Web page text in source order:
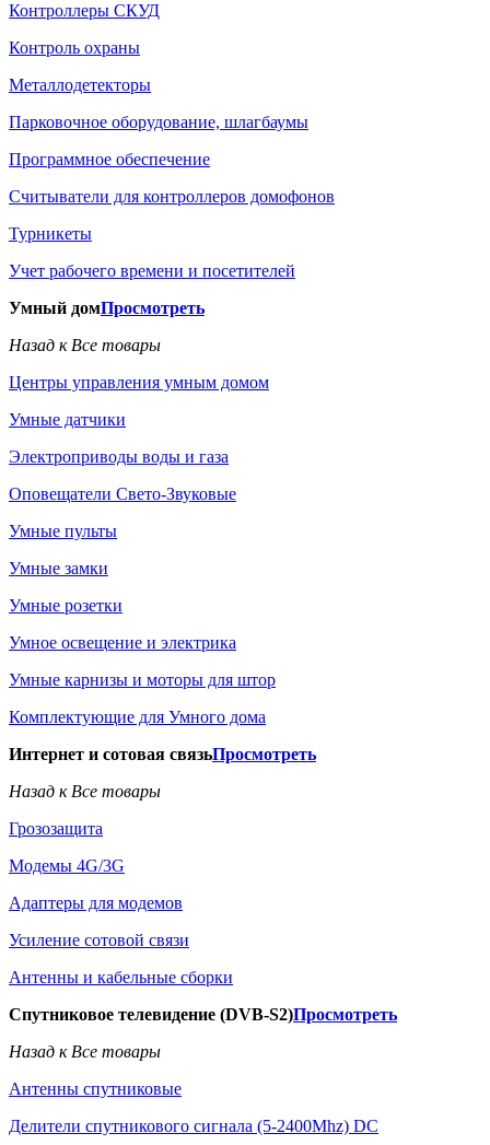
Контроллеры СКУД
Контроль охраны
Металлодетекторы
Парковочное оборудование, шлагбаумы
Программное обеспечение
Считыватели для контроллеров домофонов
Турникеты
Учет рабочего времени и посетителей
Умный домПросмотреть
Назад к Все товары
Центры управления умным домом
Умные датчики
Электроприводы воды и газа
Оповещатели Свето-Звуковые
Умные пульты
Умные замки
Умные розетки
Умное освещение и электрика
Умные карнизы и моторы для штор
Комплектующие для Умного дома
Интернет и сотовая связьПросмотреть
Назад к Все товары
Грозозащита
Модемы 4G/3G
Адаптеры для модемов
Усиление сотовой связи
Антенны и кабельные сборки
Спутниковое телевидение (DVB-S2)Просмотреть
Назад к Все товары
Антенны спутниковые
Делители спутникового сигнала (5-2400Mhz) DC